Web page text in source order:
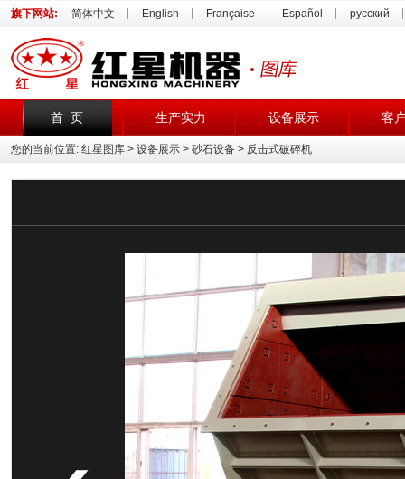
旗下网站: 简体中文 English Française Español русский
首 页 生产实力 设备展示 客
您的当前位置: 红星图库 > 设备展示 > 砂石设备 > 反击式破碎机